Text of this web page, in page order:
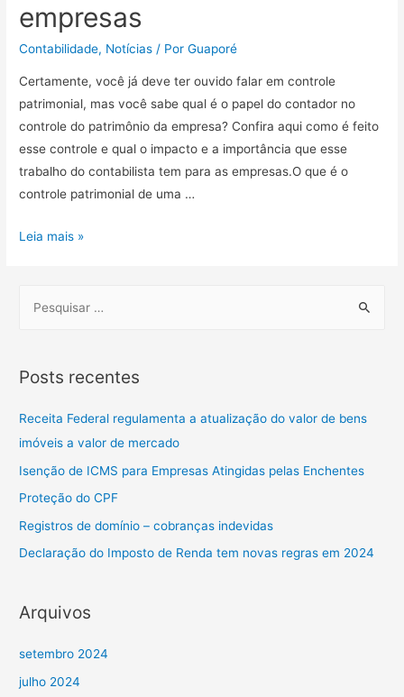
empresas
Contabilidade, Notícias / PorGuaporé
Certamente, você já deve ter ouvido falar em controle
patrimonial, mas você sabe qual é o papel do contador no
controle do patrimônio da empresa? Confira aqui como é feito
esse controle e qual o impacto e a importância que esse
trabalho do contabilista tem para as empresas.O que é o
controle patrimonial de uma …
Leia mais »
Posts recentes
Receita Federal regulamenta a atualização do valor de bens
imóveis a valor de mercado
Isenção de ICMS para Empresas Atingidas pelas Enchentes
Proteção do CPF
Registros de domínio – cobranças indevidas
Declaração do Imposto de Renda tem novas regras em 2024
Arquivos
setembro 2024
julho 2024